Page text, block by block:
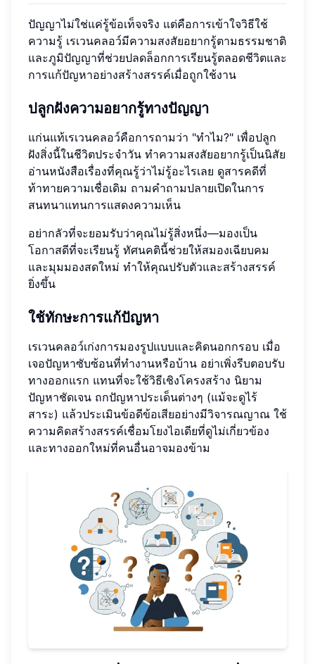
ปัญญาไม่ใช่แค่รู้ข้อเท็จจริง แต่คือการเข้าใจวิธีใช้
ความรู้ เรเวนคลอว์มีความสงสัยอยากรู้ตามธรรมชาติ
และภูมิปัญญาที่ช่วยปลดล็อกการเรียนรู้ตลอดชีวิตและ
การแก้ปัญหาอย่างสร้างสรรค์เมื่อถูกใช้งาน
ปลูกฝังความอยากรู้ทางปัญญา
แก่นแท้เรเวนคลอว์คือการถามว่า "ทำไม?" เพื่อปลูก
ฝังสิ่งนี้ในชีวิตประจำวัน ทำความสงสัยอยากรู้เป็นนิสัย
อ่านหนังสือเรื่องที่คุณรู้ว่าไม่รู้อะไรเลย ดูสารคดีที่
ท้าทายความเชื่อเดิม ถามคำถามปลายเปิดในการ
สนทนาแทนการแสดงความเห็น
อย่ากลัวที่จะยอมรับว่าคุณไม่รู้สิ่งหนึ่ง—มองเป็น
โอกาสดีที่จะเรียนรู้ ทัศนคตินี้ช่วยให้สมองเฉียบคม
และมุมมองสดใหม่ ทำให้คุณปรับตัวและสร้างสรรค์
ยิ่งขึ้น
ใช้ทักษะการแก้ปัญหา
เรเวนคลอว์เก่งการมองรูปแบบและคิดนอกกรอบ เมื่อ
เจอปัญหาซับซ้อนที่ทำงานหรือบ้าน อย่าเพิ่งรีบตอบรับ
ทางออกแรก แทนที่จะใช้วิธีเชิงโครงสร้าง นิยาม
ปัญหาชัดเจน ถกปัญหาประเด็นต่างๆ (แม้จะดูไร้
สาระ) แล้วประเมินข้อดีข้อเสียอย่างมีวิจารณญาณ ใช้
ความคิดสร้างสรรค์เชื่อมโยงไอเดียที่ดูไม่เกี่ยวข้อง
และทางออกใหม่ที่คนอื่นอาจมองข้าม